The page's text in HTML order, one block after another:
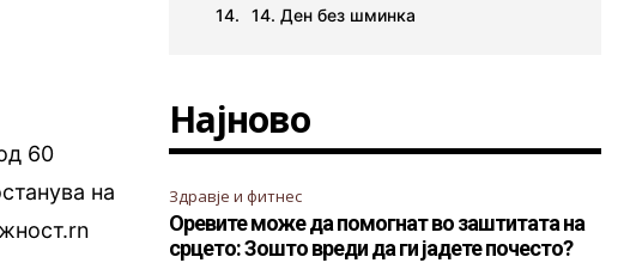
60
на
14. Ден без шминка
Најново
Здравје и фитнес
Оревите може да помогнат во заштитата на
срцето: Зошто вреди да ги јадете почесто?